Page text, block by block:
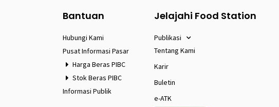
Bantuan
Hubungi Kami
Pusat Informasi Pasar
Harga Beras PIBC
Stok Beras PIBC
Informasi Publik
Jelajahi Food Station
Publikasi
Tentang Kami
Karir
Buletin
e-ATK